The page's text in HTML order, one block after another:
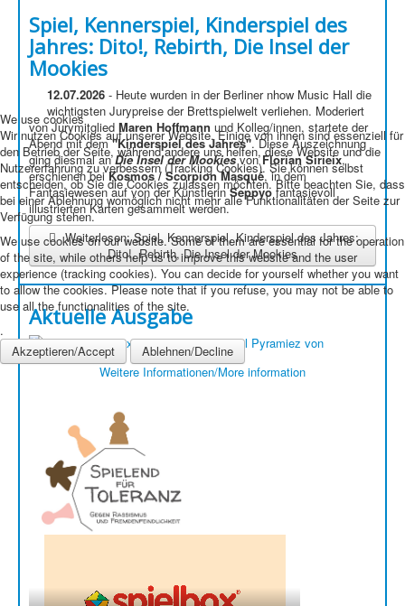
Spiel, Kennerspiel, Kinderspiel des
Jahres: Dito!, Rebirth, Die Insel der
Mookies
12.07.2026 - Heute wurden in der Berliner nhow Music Hall die
wichtigsten Jurypreise der Brettspielwelt verliehen. Moderiert
von Jurymitglied Maren Hoffmann und Kolleg/innen, startete der
Abend mit dem"Kinderspiel des Jahres". Diese Auszeichnung
ging diesmal anDie Insel der MookiesvonFlorian Sirieix,
erschienen beiKosmos / Scorpion Masqué, in dem
Fantasiewesen auf von der KünstlerinSeppyo fantasievoll
illustrierten Karten gesammelt werden.
Weiterlesen: Spiel, Kennerspiel, Kinderspiel des Jahres:
Dito!, Rebirth, Die Insel der Mookies
Aktuelle Ausgabe
We use cookies
Wir nutzen Cookies auf unserer Website. Einige von ihnen sind essenziell für
den Betrieb der Seite, während andere uns helfen, diese Website und die
Nutzererfahrung zu verbessern (Tracking Cookies). Sie können selbst
entscheiden, ob Sie die Cookies zulassen möchten. Bitte beachten Sie, dass
bei einer Ablehnung womöglich nicht mehr alle Funktionalitäten der Seite zur
Verfügung stehen.
We use cookies on our website. Some of them are essential for the operation
of the site, while others help us to improve this website and the user
experience (tracking cookies). You can decide for yourself whether you want
to allow the cookies. Please note that if you refuse, you may not be able to
use all the functionalities of the site.
.
Akzeptieren/Accept
Ablehnen/Decline
Weitere Informationen/More information